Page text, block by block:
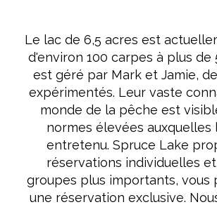
Le lac de 6,5 acres est
d'environ 100 carpes à plus de
est géré par Mark et Jamie,
expérimentés. Leur vaste
monde de la pêche est
normes élevées auxquelles
entretenu. Spruce Lake
réservations individuelles
groupes plus importants, vous
une réservation exclusive.